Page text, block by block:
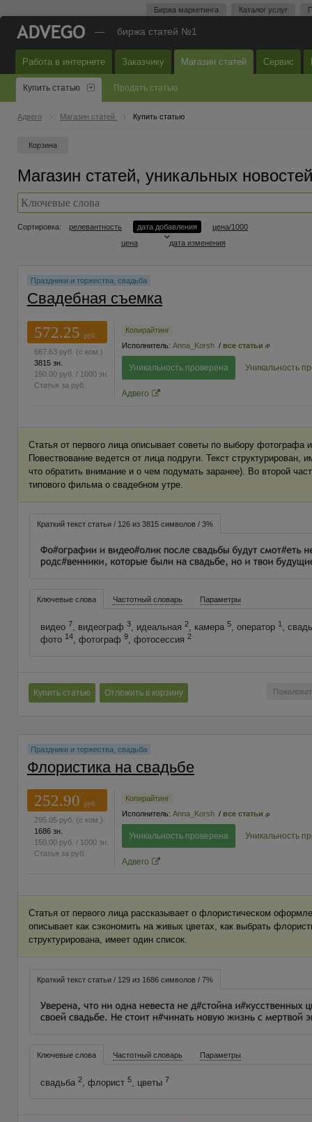
Биржа маркетинга Каталог услуг
— биржа статей №1
Работа в интернете Заказчику Магазин статей Сервис
Купить статью Продать статью
Адвего Магазин статей Купить статью
Корзина
Магазин статей, уникальных
Сортировка: релевантность
дата добавления
цена
цена/1000
дата изменения
Праздники и торжества, свадьба
Свадебная съемка
572.25
руб.
667.63 руб. (с ком.)
3815 зн.
150.00 руб. / 1000 зн.
Статья за руб.
Копирайтинг
Исполнитель: Anna_Korsh / все статьи
Уникальность проверена Уникальность
Адвего
Статья от первого лица описывает советы по выбору фотографа
Повествование ведется от лица подруги. Текст структурирован,
что обратить внимание и о чем подумать заранее). Во второй
типового фильма о свадебном утре.
Краткий текст статьи / 126 из 3815 символов / 3%
Ключевые слова Частотный словарь Параметры
видео 7, видеограф 3, идеальная 2, камера 5, оператор 1,
фото 14, фотограф 9, фотосессия 2
Купить статью Отложить в корзину
Праздники и торжества, свадьба
Флористика на свадьбе
252.90
руб.
295.05 руб. (с ком.)
1686 зн.
150.00 руб. / 1000 зн.
Статья за руб.
Копирайтинг
Исполнитель: Anna_Korsh / все статьи
Уникальность проверена Уникальность
Адвего
Статья от первого лица рассказывает о флористическом
описывает как сэкономить на живых цветах, как выбрать
структурирована, имеет один список.
Краткий текст статьи / 129 из 1686 символов / 7%
Ключевые слова Частотный словарь Параметры
свадьба 2, флорист 5, цветы 7